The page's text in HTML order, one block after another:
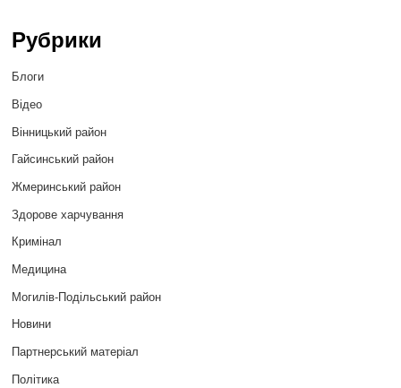
Рубрики
Блоги
Відео
Вінницький район
Гайсинський район
Жмеринський район
Здорове харчування
Кримінал
Медицина
Могилів-Подільський район
Новини
Партнерський матеріал
Політика